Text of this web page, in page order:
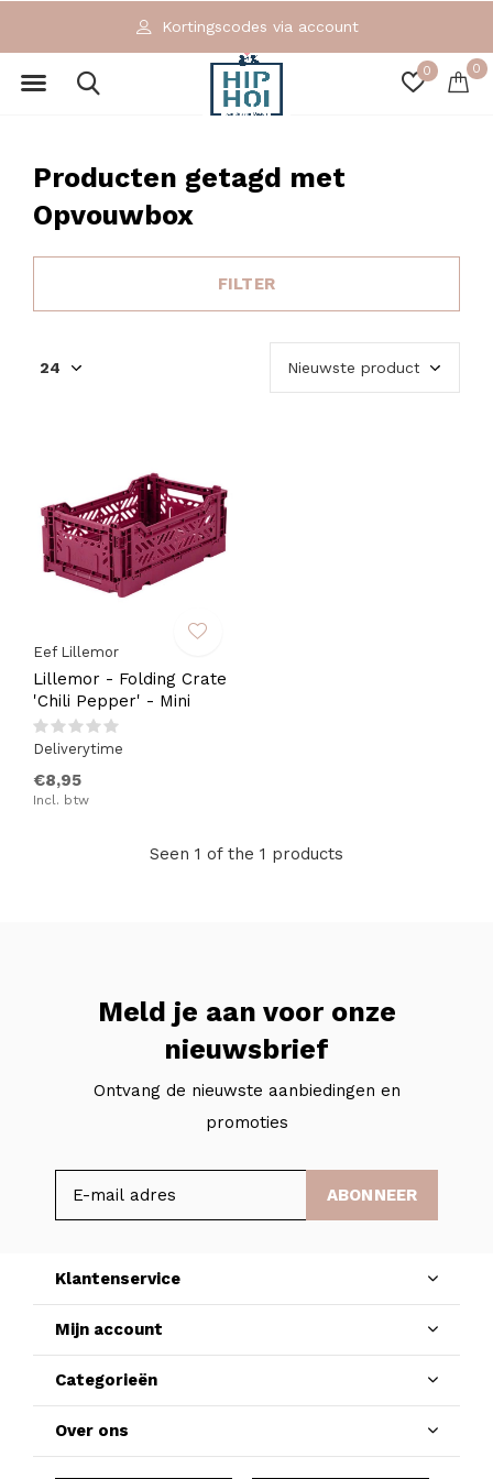
0 0
Kortingscodes via account
Producten getagd met
Opvouwbox
FILTER
Eef Lillemor
Lillemor - Folding Crate
'Chili Pepper' - Mini
Deliverytime
€8,95
Incl. btw
Seen 1 of the 1 products
Meld je aan voor onze
nieuwsbrief
Ontvang de nieuwste aanbiedingen en
promoties
ABONNEER
Klantenservice
Mijn account
Categorieën
Over ons